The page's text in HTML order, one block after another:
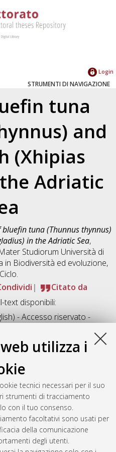
utilizza i
tecnici necessari per il suo
strumenti di tracciamento
con il tuo consenso.
facoltativi sono usati per
della comunicazione
degli utenti.
Login
STRUMENTI DI NAVIGAZIONE
tuna
and
(Xhipias
Adriatic
bluefin tuna (Thunnus thynnus)
in the Adriatic Sea,
Studiorum Università di
in Biodiversità ed evoluzione,
Citato da
text disponibili:
- Accesso riservato -